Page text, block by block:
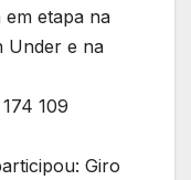
etapa na
Under e na
109
Giro